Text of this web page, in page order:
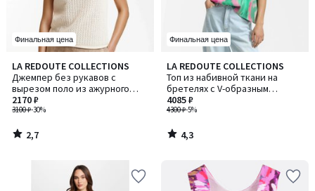
Финальная цена
LA REDOUTE COLLECTIONS
Джемпер без рукавов с
вырезом поло из ажурного
полотна
3100 ₽-30%
2170 ₽
2,7
/ 5
2,7
/
Финальная цена
LA REDOUTE COLLECTIONS
Топ из набивной ткани на
бретелях с V-образным
вырезом
4300 ₽-5%
4085 ₽
4,3
/ 5
4,3
/